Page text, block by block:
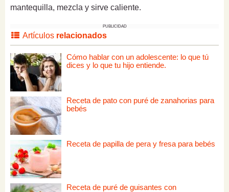
mantequilla, mezcla y sirve caliente.
PUBLICIDAD
Artículos relacionados
Cómo hablar con un adolescente: lo que tú
dices y lo que tu hijo entiende.
Receta de pato con puré de zanahorias para
bebés
Receta de papilla de pera y fresa para bebés
Receta de puré de guisantes con